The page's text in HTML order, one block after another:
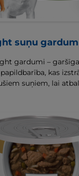
suņu
gardumi – garšīga
kas
suņiem, lai